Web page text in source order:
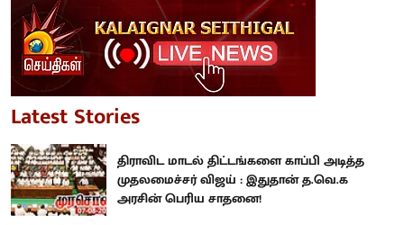
Latest Stories
திராவிட மாடல் திட்டங்களை காப்பி அடித்த
முதலமைச்சர் விஜய் : இதுதான் த.வெ.க
அரசின் பெரிய சாதனை!